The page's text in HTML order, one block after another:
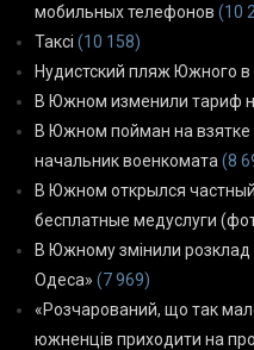
мобильных телефонов (10
Таксі (10 158)
Нудистский пляж Южного в
В Южном изменили тариф
В Южном пойман на
начальник военкомата (8
В Южном открылся
бесплатные медуслуги
В Южному змінили
Одеса» (7 969)
«Розчарований, що так
южненців приходити на